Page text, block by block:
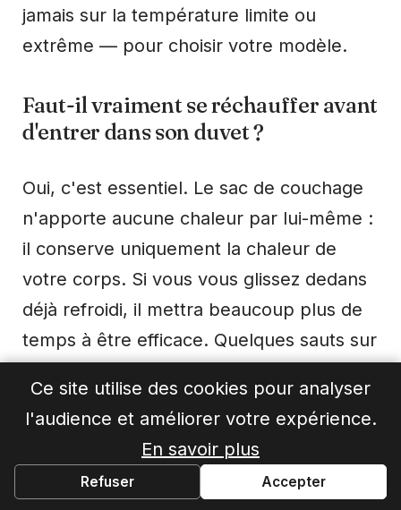
jamais sur la température limite ou
extrême — pour choisir votre modèle.
Faut-il vraiment se réchauffer avant
d'entrer dans son duvet ?
Oui, c'est essentiel. Le sac de couchage
n'apporte aucune chaleur par lui-même :
il conserve uniquement la chaleur de
votre corps. Si vous vous glissez dedans
déjà refroidi, il mettra beaucoup plus de
temps à être efficace. Quelques sauts sur
vous coucher suffisent à amorcer le
processus — surtout en fin de journée de
randonnée où la fatigue rend plus
sensible au froid.
Ce site utilise des cookies pour analyser
l'audience et améliorer votre expérience.
En savoir plus
Refuser Accepter